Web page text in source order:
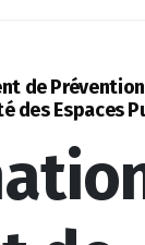
de
des Espaces